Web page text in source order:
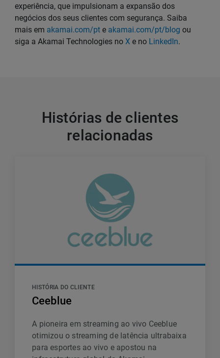
experiência, que impulsionam a expansão dos
negócios dos seus clientes com segurança. Saiba
mais em akamai.com/pt e akamai.com/pt/blog ou
siga a Akamai Technologies no X e no LinkedIn.
Histórias de clientes
relacionadas
HISTÓRIA DO CLIENTE
Ceeblue
A pioneira em streaming ao vivo Ceeblue
otimizou o streaming de latência ultrabaixa
para esportes ao vivo e apostou na